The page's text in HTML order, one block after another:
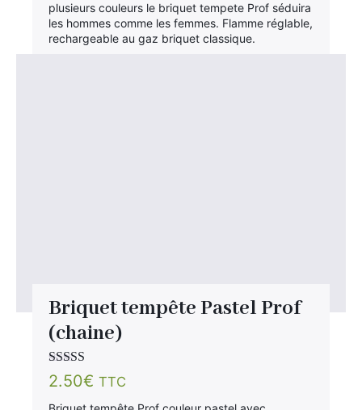
plusieurs couleurs le briquet tempete Prof séduira
les hommes comme les femmes. Flamme réglable,
rechargeable au gaz briquet classique.
Briquet tempête Pastel Prof
(chaine)
Note3.67
sur 5
2.50€ TTC